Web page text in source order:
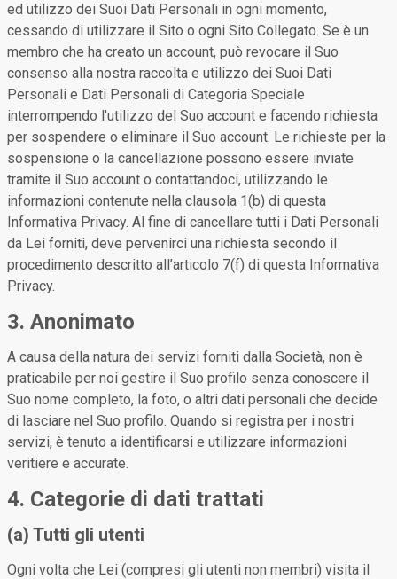
ed utilizzo dei Suoi Dati Personali in ogni momento,
cessando di utilizzare il Sito o ogni Sito Collegato. Se è un
membro che ha creato un account, può revocare il Suo
consenso alla nostra raccolta e utilizzo dei Suoi Dati
Personali e Dati Personali di Categoria Speciale
interrompendo l'utilizzo del Suo account e facendo richiesta
per sospendere o eliminare il Suo account. Le richieste per la
sospensione o la cancellazione possono essere inviate
tramite il Suo account o contattandoci, utilizzando le
informazioni contenute nella clausola 1(b) di questa
Informativa Privacy. Al fine di cancellare tutti i Dati Personali
da Lei forniti, deve pervenirci una richiesta secondo il
procedimento descritto all’articolo 7(f) di questa Informativa
Privacy.
3. Anonimato
A causa della natura dei servizi forniti dalla Società, non è
praticabile per noi gestire il Suo profilo senza conoscere il
Suo nome completo, la foto, o altri dati personali che decide
di lasciare nel Suo profilo. Quando si registra per i nostri
servizi, è tenuto a identificarsi e utilizzare informazioni
veritiere e accurate.
4. Categorie di dati trattati
(a) Tutti gli utenti
Ogni volta che Lei (compresi gli utenti non membri) visita il